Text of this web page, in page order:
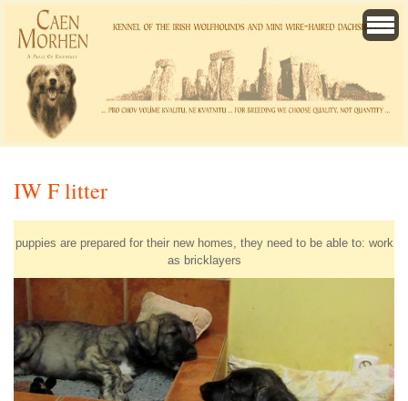
IW F litter
puppies are prepared for their new homes, they need to be able to: work
as bricklayers